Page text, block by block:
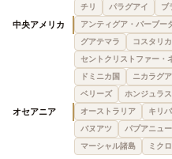
チリ
パラグアイ ブ
中央アメリカ アンティグア・バーブー
グアテマラ
コスタリカ
セントクリストファー・
ドミニカ国
ニカラグア
ベリーズ
ホンジュラス
オセアニア オーストラリア キリ
バヌアツ
パプアニュ
マーシャル諸島
ミク